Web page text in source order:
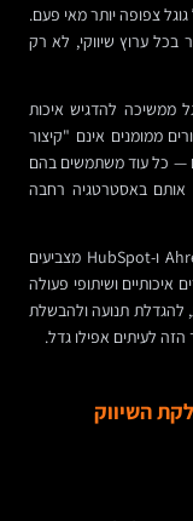
צפופה יותר מאי פעם.
בכל ערוץ שיווקי, לא רק
ממשיכה להדגיש איכות
ממומנים אינם "קיצור
— כל עוד משתמשים בהם
אותם באסטרטגיה רחבה
מחקרי תעשייה של פלטפורמות כמו Ahrefs, SEMrush ו-HubSpot מצביעים
איכותיים ושיתופי פעולה
להגדלת תנועה ולהבשלת
השיווק